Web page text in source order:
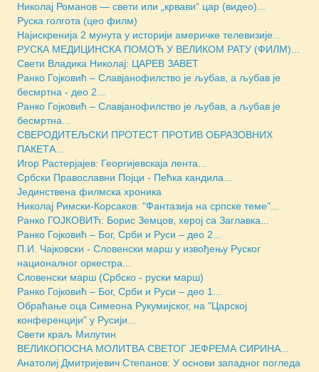
Николај Романов — свети или „крвави“ цар (видео)...
Руска голгота (цео филм)
Најискренија 2 мунута у историји америчке телевизије...
РУСКА МЕДИЦИНСКА ПОМОЋ У ВЕЛИКОМ РАТУ (ФИЛМ)...
Свети Владика Николај: ЦАРЕВ ЗАВЕТ
Ранко Гојковић – Славјанофилство је љубав, а љубав је
бесмртна - део 2...
Ранко Гојковић – Славјанофилство је љубав, а љубав је
бесмртна...
СВЕРОДИТЕЉСКИ ПРОТЕСТ ПРОТИВ ОБРАЗОВНИХ
ПАКЕТА...
Игор Растерјајев: Георгијевскаја лента...
Србски Православни Појци - Пећка кандила...
Jединствена филмска хроника
Николај Римски-Корсаков: "Фантазија на српске теме"...
Ранко ГОЈКОВИЋ: Борис Земцов, херој са Заглавка...
Ранко Гојковић – Бог, Срби и Руси – део 2...
П.И. Чајковски - Словенски марш у извођењу Руског
националног оркестра...
Словенски марш (Србско - руски марш)
Ранко Гојковић – Бог, Срби и Руси – део 1...
Обраћање оца Симеона Рукумијског, на "Царској
конференцији" у Русији...
Свети краљ Милутин
ВЕЛИКОПОСНА МОЛИТВА СВЕТОГ ЈЕФРЕМА СИРИНА...
Анатолиј Дмитријевич Степанов: У основи западног погледа